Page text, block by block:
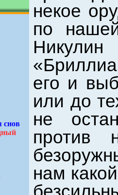
снов
некое
по
его и
или до
не
против
нам